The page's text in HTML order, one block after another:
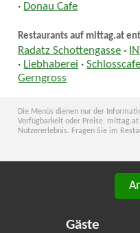
· Donau Cafe
Restaurants auf mittag.at
Radatz Schottengasse ·
· Liebhaberei ·Schlosscafe
Gerngross
Die Menüs dienen nur der
Verfügbarkeit oder Preise.
Nutzererlebnis. Fragen Sie im
Gäste